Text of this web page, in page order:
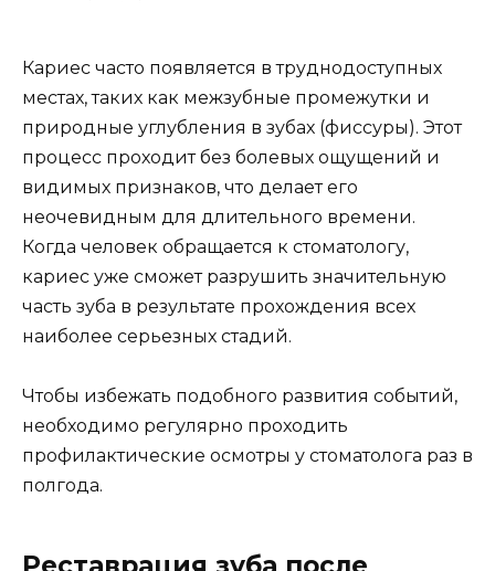
Кариес часто появляется в труднодоступных
местах, таких как межзубные промежутки и
природные углубления в зубах (фиссуры). Этот
процесс проходит без болевых ощущений и
видимых признаков, что делает его
неочевидным для длительного времени.
Когда человек обращается к стоматологу,
кариес уже сможет разрушить значительную
часть зуба в результате прохождения всех
наиболее серьезных стадий.
Чтобы избежать подобного развития событий,
необходимо регулярно проходить
профилактические осмотры у стоматолога раз в
полгода.